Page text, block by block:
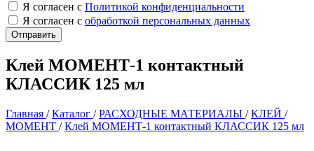
Я согласен с Политикой конфиденциальности
Я согласен с обработкой персональных данных
Клей МОМЕНТ-1 контактный
КЛАССИК 125 мл
Главная /Каталог /РАСХОДНЫЕ МАТЕРИАЛЫ /КЛЕЙ /
МОМЕНТ /Клей МОМЕНТ-1 контактный КЛАССИК 125 мл